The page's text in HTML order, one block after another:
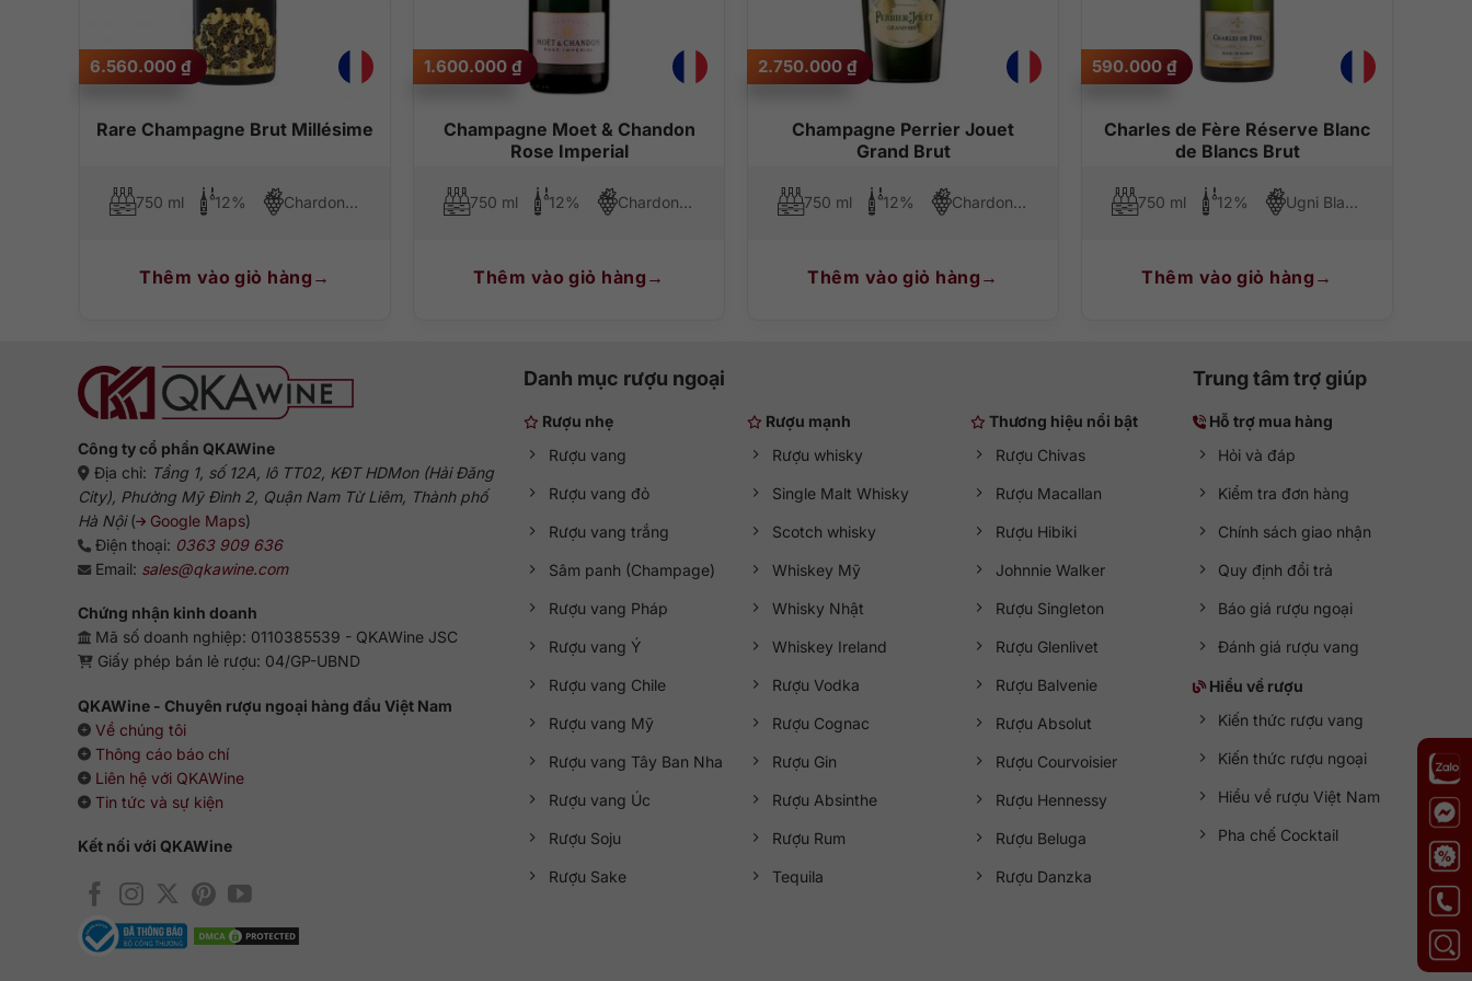
Rare Champagne Brut Millésime
6.560.000 ₫
750 ml 12% Chardonnay, Pinot Noir
Thêm vào giỏ hàng
Champagne Moet & Chandon
Rose Imperial
1.600.000 ₫
750 ml 12% Chardonnay, Pinot Noir, Pinot Meunier
Thêm vào giỏ hàng
Champagne Perrier Jouet
Grand Brut
2.750.000 ₫
750 ml 12% Chardonnay, Pinot Noir, Pinot Meunier
Thêm vào giỏ hàng
Charles de Fère Réserve Blanc
de Blancs Brut
590.000 ₫
750 ml 12% Ugni Blanc, Chenin Blanc
Thêm vào giỏ hàng
Công ty cổ phần QKAWine
Địa chỉ: Tầng 1, số 12A, lô TT02, KĐT HDMon (Hải Đăng
City), Phường Mỹ Đình 2, Quận Nam Từ Liêm, Thành phố
Hà Nội( Google Maps)
Điện thoại: 0363 909 636
Email: sales@qkawine.com
Chứng nhận kinh doanh
Mã số doanh nghiệp: 0110385539 - QKAWine JSC
Giấy phép bán lẻ rượu: 04/GP-UBND
QKAWine - Chuyên rượu ngoại hàng đầu Việt Nam
Về chúng tôi
Thông cáo báo chí
Liên hệ với QKAWine
Tin tức và sự kiện
Kết nối với QKAWine
Danh mục rượu ngoại
Rượu nhẹ
Rượu vang
Rượu vang đỏ
Rượu vang trắng
Sâm panh (Champage)
Rượu vang Pháp
Rượu vang Ý
Rượu vang Chile
Rượu vang Mỹ
Rượu vang Tây Ban Nha
Rượu vang Úc
Rượu Soju
Rượu Sake
Rượu mạnh
Rượu whisky
Single Malt Whisky
Scotch whisky
Whiskey Mỹ
Whisky Nhật
Whiskey Ireland
Rượu Vodka
Rượu Cognac
Rượu Gin
Rượu Absinthe
Rượu Rum
Tequila
Thương hiệu nổi bật
Rượu Chivas
Rượu Macallan
Rượu Hibiki
Johnnie Walker
Rượu Singleton
Rượu Glenlivet
Rượu Balvenie
Rượu Absolut
Rượu Courvoisier
Rượu Hennessy
Rượu Beluga
Rượu Danzka
Trung tâm trợ giúp
Hỗ trợ mua hàng
Hỏi và đáp
Kiểm tra đơn hàng
Chính sách giao nhận
Quy định đổi trả
Báo giá rượu ngoại
Đánh giá rượu vang
Hiểu về rượu
Kiến thức rượu vang
Kiến thức rượu ngoại
Hiểu về rượu Việt Nam
Pha chế Cocktail